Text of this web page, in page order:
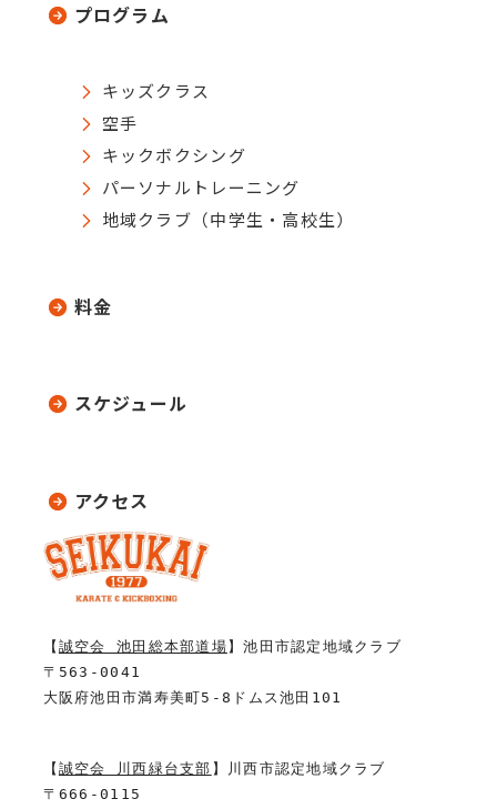
【 誠空会 池田総本部道場 】池田市認定地域クラブ
〒563-0041
大阪府池田市満寿美町5-8ドムス池田101
【 誠空会 川西緑台支部 】川西市認定地域クラブ
〒666-0115
プログラム
キッズクラス
空手
キックボクシング
パーソナルトレーニング
地域クラブ（中学生・高校生）
料金
スケジュール
アクセス